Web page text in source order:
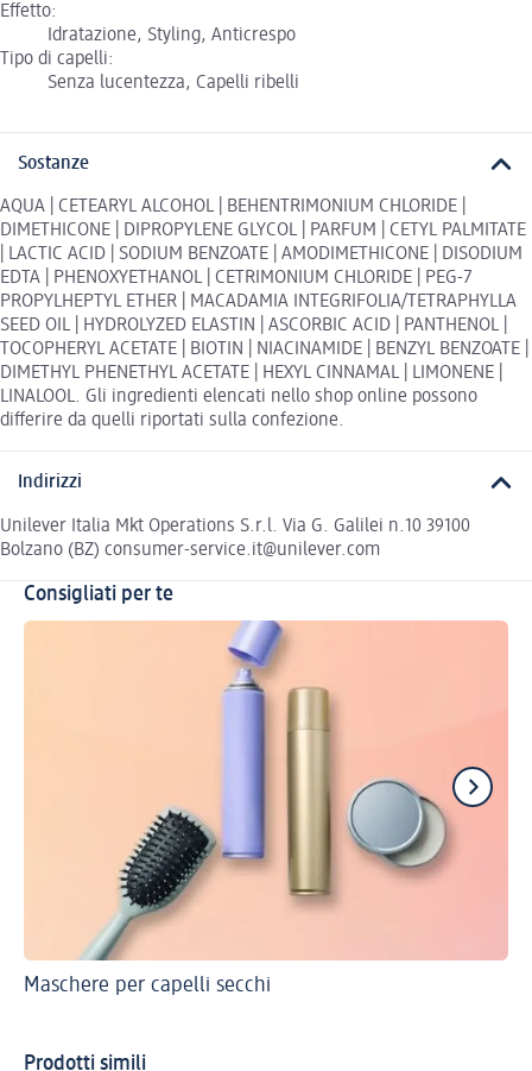
Effetto:
Idratazione, Styling, Anticrespo
Tipo di capelli:
Senza lucentezza, Capelli ribelli
Sostanze
AQUA | CETEARYL ALCOHOL | BEHENTRIMONIUM CHLORIDE |
DIMETHICONE | DIPROPYLENE GLYCOL | PARFUM | CETYL PALMITATE
| LACTIC ACID | SODIUM BENZOATE | AMODIMETHICONE | DISODIUM
EDTA | PHENOXYETHANOL | CETRIMONIUM CHLORIDE | PEG-7
PROPYLHEPTYL ETHER | MACADAMIA INTEGRIFOLIA/TETRAPHYLLA
SEED OIL | HYDROLYZED ELASTIN | ASCORBIC ACID | PANTHENOL |
TOCOPHERYL ACETATE | BIOTIN | NIACINAMIDE | BENZYL BENZOATE |
DIMETHYL PHENETHYL ACETATE | HEXYL CINNAMAL | LIMONENE |
LINALOOL. Gli ingredienti elencati nello shop online possono
differire da quelli riportati sulla confezione.
Indirizzi
Unilever Italia Mkt Operations S.r.l. Via G. Galilei n.10 39100
Bolzano (BZ) consumer-service.it@unilever.com
Consigliati per te
Maschere per capelli secchi
Prodotti simili